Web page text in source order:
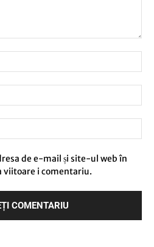
de e-mail și site-ul web în
viitoare i comentariu.